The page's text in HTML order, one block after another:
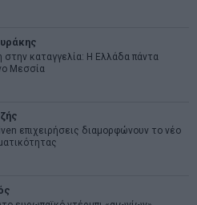
καταγγελία: Η Ελλάδα πάντα
Μεσσία
επιχειρήσεις διαμορφώνουν το νέο